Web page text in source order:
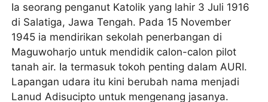
Ia seorang penganut Katolik yang lahir 3 Juli 1916
di Salatiga, Jawa Tengah. Pada 15 November
1945 ia mendirikan sekolah penerbangan di
Maguwoharjo untuk mendidik calon-calon pilot
tanah air. Ia termasuk tokoh penting dalam AURI.
Lapangan udara itu kini berubah nama menjadi
Lanud Adisucipto untuk mengenang jasanya.